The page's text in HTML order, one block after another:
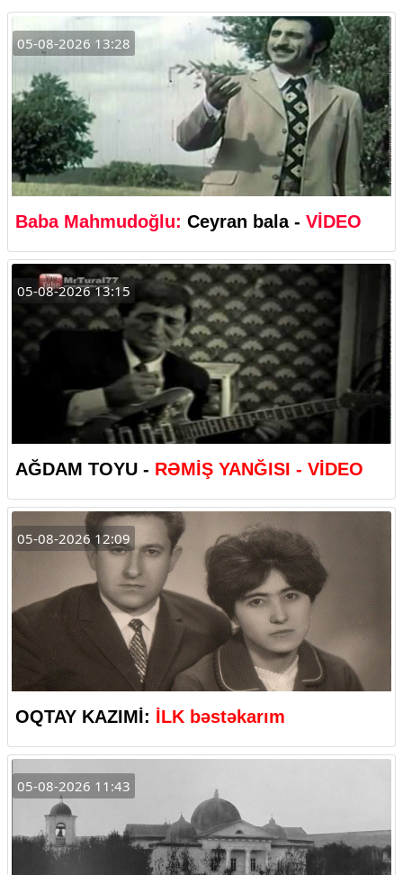
05-08-2026 13:28
Baba Mahmudoğlu: Ceyran bala - VİDEO
05-08-2026 13:15
AĞDAM TOYU - RƏMİŞ YANĞISI - VİDEO
05-08-2026 12:09
OQTAY KAZIMİ: İLK bəstəkarım
05-08-2026 11:43